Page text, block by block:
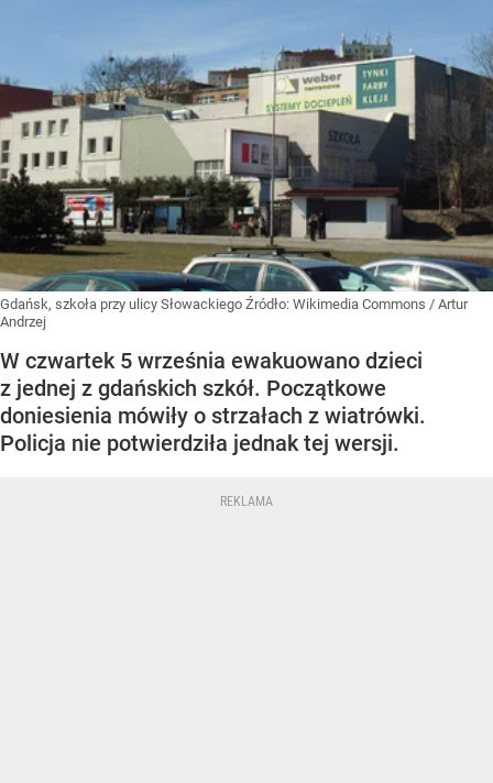
Gdańsk, szkoła przy ulicy Słowackiego Źródło: Wikimedia Commons / Artur
Andrzej
W czwartek 5 września ewakuowano dzieci
z jednej z gdańskich szkół. Początkowe
doniesienia mówiły o strzałach z wiatrówki.
Policja nie potwierdziła jednak tej wersji.